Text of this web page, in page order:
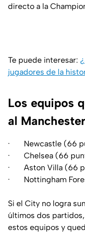
directo a la
Te puede interesar:
jugadores de la
Los equipos
al
· Newcastle (66
· Chelsea (66
· Aston Villa (66
· Nottingham
Si el City no logra
últimos dos
estos equipos y